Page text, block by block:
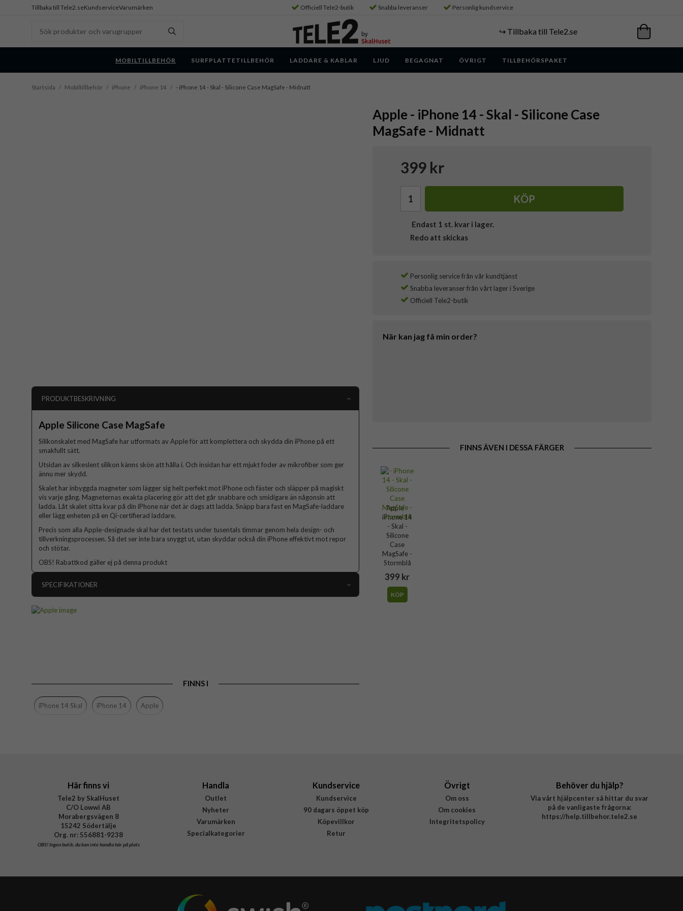
Tillbaka till Tele2.seKundserviceVarumärken Officiell Tele2-butik Snabba leveranser Personlig kundservice
↪️ Tillbaka till Tele2.se
MOBILTILLBEHÖR SURFPLATTETILLBEHÖR LADDARE & KABLAR LJUD BEGAGNAT ÖVRIGT TILLBEHÖRSPAKET
Startsida / Mobiltillbehör / iPhone / iPhone 14 / - iPhone 14 - Skal - Silicone Case MagSafe - Midnatt
Apple - iPhone 14 - Skal - Silicone Case
MagSafe - Midnatt
399 kr
KÖP
Endast 1 st. kvar i lager.
Redo att skickas
Personlig service från vår kundtjänst
Snabba leveranser från vårt lager i Sverige
Officiell Tele2-butik
När kan jag få min order?
FINNS ÄVEN I DESSA FÄRGER
Apple -
iPhone 14
- Skal -
Silicone
Case
MagSafe -
Stormblå
399 kr
KÖP
PRODUKTBESKRIVNING
Apple Silicone Case MagSafe
Silikonskalet med MagSafe har utformats av Apple för att komplettera och skydda din iPhone på ett
smakfullt sätt.
Utsidan av silkeslent silikon känns skön att hålla i. Och insidan har ett mjukt foder av mikrofiber som ger
ännu mer skydd.
Skalet har inbyggda magneter som lägger sig helt perfekt mot iPhone och fäster och släpper på magiskt
vis varje gång. Magneternas exakta placering gör att det går snabbare och smidigare än någonsin att
ladda. Låt skalet sitta kvar på din iPhone när det är dags att ladda. Snäpp bara fast en MagSafe-laddare
eller lägg enheten på en Qi-certifierad laddare.
Precis som alla Apple-designade skal har det testats under tusentals timmar genom hela design- och
tillverkningsprocessen. Så det ser inte bara snyggt ut, utan skyddar också din iPhone effektivt mot repor
och stötar.
OBS! Rabattkod gäller ej på denna produkt
SPECIFIKATIONER
Material
Silikon
Varumärke
FINNS I
iPhone 14 Skal iPhone 14 Apple
Här finns vi
Tele2 by SkalHuset
C/O Lowwi AB
Morabergsvägen 8
15242 Södertälje
Org. nr: 556881-9238
OBS!Ingen butik, du kan inte handla här på plats
Handla
Outlet
Nyheter
Varumärken
Specialkategorier
Kundservice
Kundservice
90 dagars öppet köp
Köpevillkor
Retur
Övrigt
Om oss
Om cookies
Integritetspolicy
Behöver du hjälp?
Via vårt hjälpcenter så hittar du svar
på de vanligaste frågorna:
https://help.tillbehor.tele2.se